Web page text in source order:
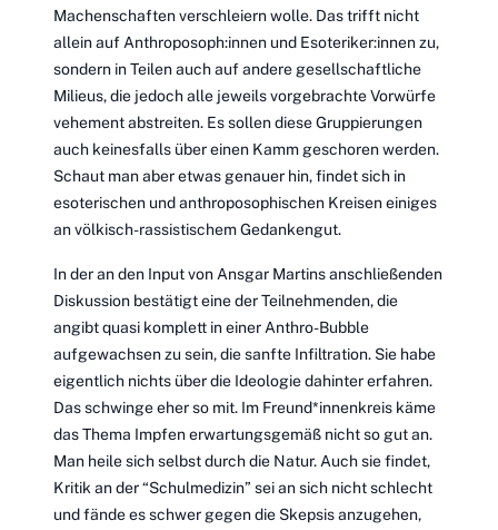
Machenschaften verschleiern wolle. Das trifft nicht
allein auf Anthroposoph:innen und Esoteriker:innen zu,
sondern in Teilen auch auf andere gesellschaftliche
Milieus, die jedoch alle jeweils vorgebrachte Vorwürfe
vehement abstreiten. Es sollen diese Gruppierungen
auch keinesfalls über einen Kamm geschoren werden.
Schaut man aber etwas genauer hin, findet sich in
esoterischen und anthroposophischen Kreisen einiges
an völkisch-rassistischem Gedankengut.
In der an den Input von Ansgar Martins anschließenden
Diskussion bestätigt eine der Teilnehmenden, die
angibt quasi komplett in einer Anthro-Bubble
aufgewachsen zu sein, die sanfte Infiltration. Sie habe
eigentlich nichts über die Ideologie dahinter erfahren.
Das schwinge eher so mit. Im Freund*innenkreis käme
das Thema Impfen erwartungsgemäß nicht so gut an.
Man heile sich selbst durch die Natur. Auch sie findet,
Kritik an der “Schulmedizin” sei an sich nicht schlecht
und fände es schwer gegen die Skepsis anzugehen,